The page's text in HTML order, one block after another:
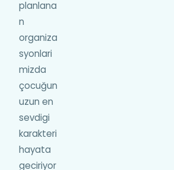
planlana
n
organiza
syonlari
mizda
çocuğun
uzun en
sevdigi
karakteri
hayata
geciriyor